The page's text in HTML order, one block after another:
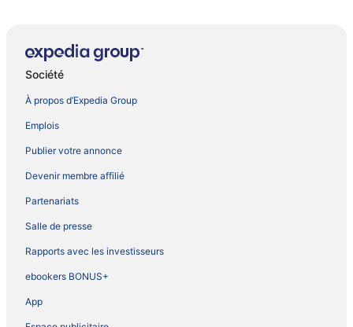
Société
À propos d’Expedia Group
Emplois
Publier votre annonce
Devenir membre affilié
Partenariats
Salle de presse
Rapports avec les investisseurs
ebookers BONUS+
App